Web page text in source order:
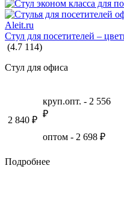
Стул для посетителей –
(4.7 114)
Стул для офиса
2 840 ₽
круп.опт. - 2 556
₽
оптом - 2 698 ₽
Подробнее